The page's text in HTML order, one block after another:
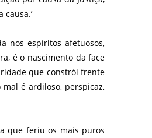
nos espíritos afetuosos,
é o nascimento da face
que constrói frente
é ardiloso, perspicaz,
que feriu os mais puros